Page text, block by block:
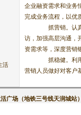
活
企业融资需求和业务
完成业务流程，以优
抓营销。认真
访，加强高层沟通，
资需求等，深度营销
抓稳健。利用
营销人员做好对客户
广场（地铁三号线天润城